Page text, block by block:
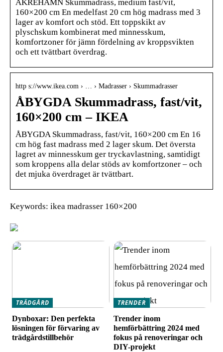
ÅKREHAMN Skummadrass, medium fast/vit,
160×200 cm En medelfast 20 cm hög madrass med 3
lager av komfort och stöd. Ett toppskikt av
plyschskum kombinerat med minnesskum,
komfortzoner för jämn fördelning av kroppsvikten
och ett tvättbart överdrag.
http s://www.ikea.com › … › Madrasser › Skummadrasser
ÅBYGDA Skummadrass, fast/vit,
160×200 cm – IKEA
ÅBYGDA Skummadrass, fast/vit, 160×200 cm En 16
cm hög fast madrass med 2 lager skum. Det översta
lagret av minnesskum ger tryckavlastning, samtidigt
som kroppens alla delar stöds av komfortzoner – och
det mjuka överdraget är tvättbart.
Keywords: ikea madrasser 160×200
TRÄDGÅRD
Dynboxar: Den perfekta
lösningen för förvaring av
trädgårdstillbehör
TRENDER
Trender inom
hemförbättring 2024 med
fokus på renoveringar och
DIY-projekt